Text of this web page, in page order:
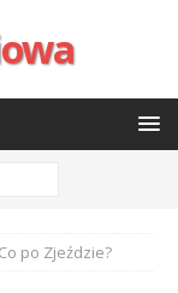
Co po Zjeździe?